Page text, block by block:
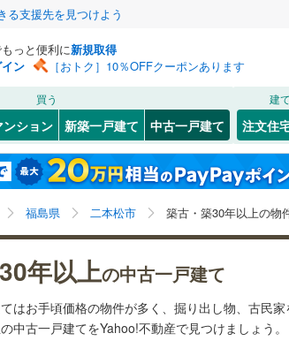
る支援先を見つけよう
っと便利に新規取得
ン
［おトク］10％OFFクーポンあります
買う
ション 新築一戸建て 中古一戸建て
建
注文住
福島県 二本松市 築古・築30年以上の物
年以上の中古一戸建て
はお手頃価格の物件が多く、掘り出し物、古民
中古一戸建てをYahoo!不動産で見つけましょう。
岩手 宮城 秋田
神奈川 埼玉 千葉
長野
岐阜 静岡 三重
(58) 会津若松市
市(29) 白河市(2)
市(1) 相馬市(1)
伊達郡桑折町
川俣町(0) 安達郡大玉村
) 塩沢町(1)
1)
線(4) 常磐線(0)
線(0) 磐越西線(0)
線(0) 東北新幹線 (
道会津鬼怒川線
ム、リノベーション
ーション・リフォーム
築古・築
0）
2台以上（3） ビルトイン
ニタ付インターホン
防犯カメラ
検索条件を保存しま
この検索条件の新着物件通知は、 マイペー
福島県、二本松市、築古・築30
検索条件を保存す
マイページ
閉じる お気に入
閉じる
閉じる お気に入
閉じる